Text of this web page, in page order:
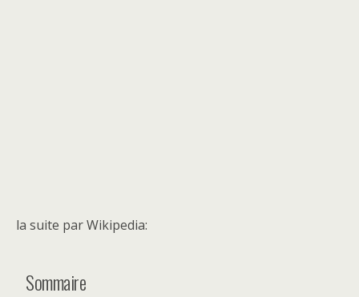
la suite par Wikipedia:
Sommaire